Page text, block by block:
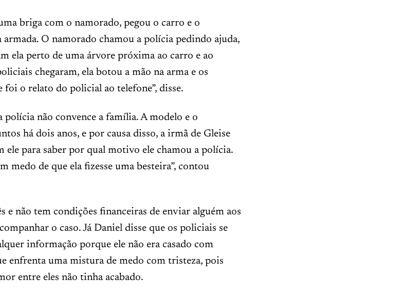
briga com o namorado, pegou o carro e o
armada. O namorado chamou a polícia pedindo ajuda,
ela perto de uma árvore próxima ao carro e ao
chegaram, ela botou a mão na arma e os
foi o relato do policial ao telefone”, disse.
polícia não convence a família. A modelo e o
há dois anos, e por causa disso, a irmã de Gleise
ele para saber por qual motivo ele chamou a polícia.
medo de que ela fizesse uma besteira”, contou
e não tem condições financeiras de enviar alguém aos
o caso. Já Daniel disse que os policiais se
informação porque ele não era casado com
enfrenta uma mistura de medo com tristeza, pois
entre eles não tinha acabado.